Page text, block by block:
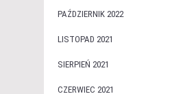
PAŹDZIERNIK 2022
LISTOPAD 2021
SIERPIEŃ 2021
CZERWIEC 2021